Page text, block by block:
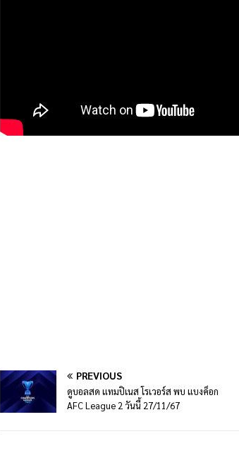
PREVIOUS
ดูบอลสด แทมปิเนส โรเวอร์ส พบ แบงค็อก
AFC League 2 วันนี้ 27/11/67